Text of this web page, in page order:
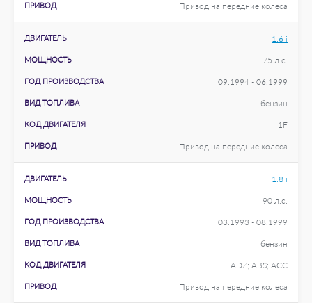
ПРИВОД Привод на передние колеса
ДВИГАТЕЛЬ 1.6 i
МОЩНОСТЬ 75 л.с.
ГОД ПРОИЗВОДСТВА 09.1994 - 06.1999
ВИД ТОПЛИВА бензин
КОД ДВИГАТЕЛЯ 1F
ПРИВОД Привод на передние колеса
ДВИГАТЕЛЬ 1.8 i
МОЩНОСТЬ 90 л.с.
ГОД ПРОИЗВОДСТВА 03.1993 - 08.1999
ВИД ТОПЛИВА бензин
КОД ДВИГАТЕЛЯ ADZ; ABS; ACC
ПРИВОД Привод на передние колеса